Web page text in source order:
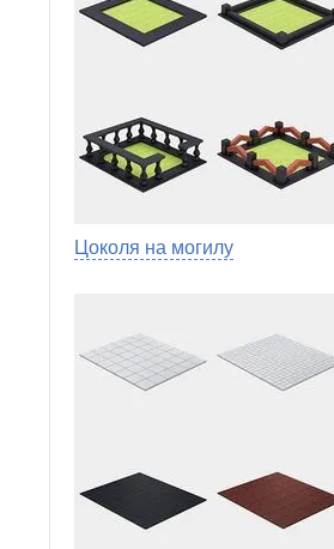
Цоколя на могилу